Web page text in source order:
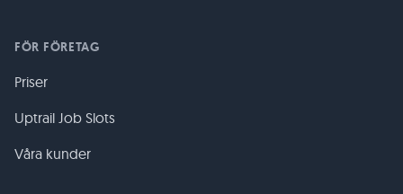
FÖR FÖRETAG
Priser
Uptrail Job Slots
Våra kunder